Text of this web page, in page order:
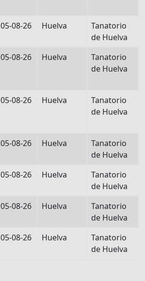
05-08-26 Huelva
Tanatorio
de Huelva
05-08-26 Huelva
Tanatorio
de Huelva
05-08-26 Huelva
Tanatorio
de Huelva
05-08-26 Huelva
Tanatorio
de Huelva
05-08-26 Huelva
Tanatorio
de Huelva
05-08-26 Huelva
Tanatorio
de Huelva
05-08-26 Huelva
Tanatorio
de Huelva